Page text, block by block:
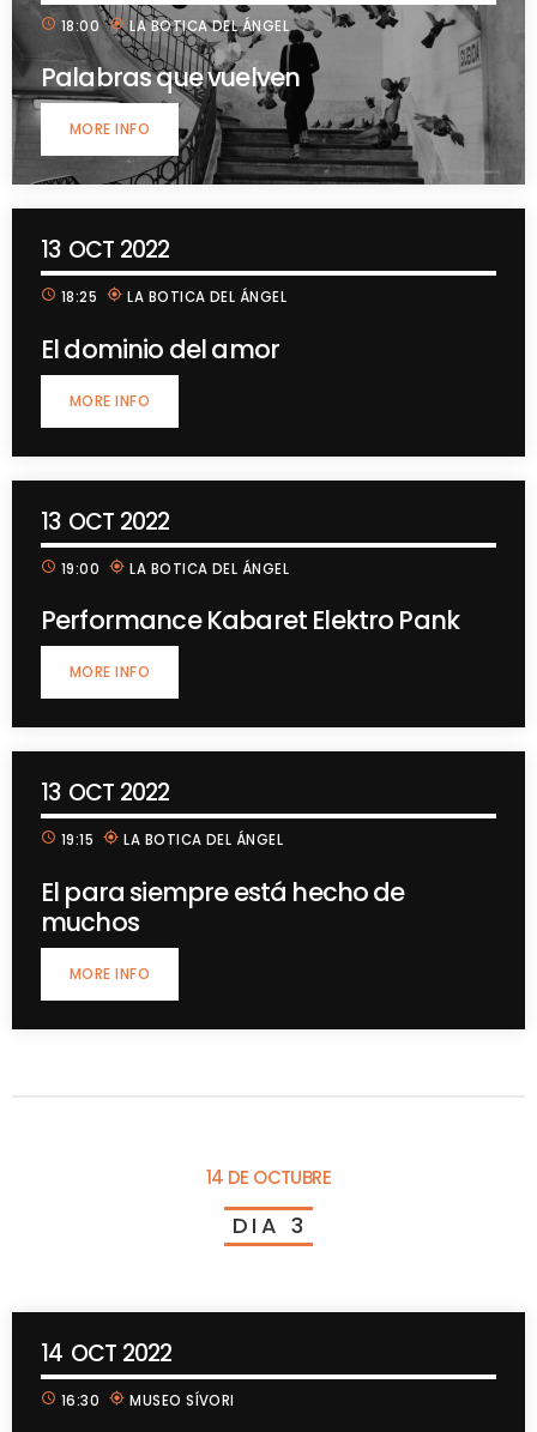
schedule 18:00 my_location LA BOTICA DEL ÁNGEL
Palabras que vuelven
MORE INFO
13 OCT 2022
schedule 18:25 my_location LA BOTICA DEL ÁNGEL
El dominio del amor
MORE INFO
13 OCT 2022
schedule 19:00 my_location LA BOTICA DEL ÁNGEL
Performance Kabaret Elektro Pank
MORE INFO
13 OCT 2022
schedule 19:15 my_location LA BOTICA DEL ÁNGEL
El para siempre está hecho de
muchos
MORE INFO
14 DE OCTUBRE
D I A 3
14 OCT 2022
schedule 16:30 my_location MUSEO SÍVORI